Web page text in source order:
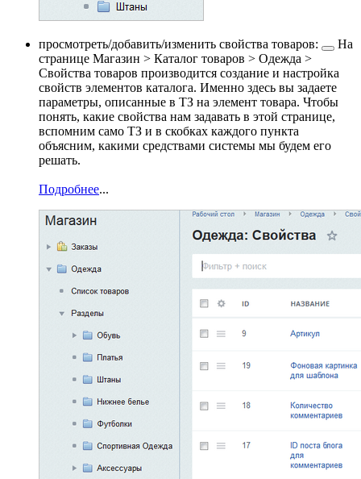
просмотреть/добавить/изменить свойства товаров:
На
странице Магазин > Каталог товаров > Одежда >
Свойства товаров производится создание и настройка
свойств элементов каталога. Именно здесь вы задаете
параметры, описанные в ТЗ на элемент товара. Чтобы
понять, какие свойства нам задавать в этой странице,
вспомним само ТЗ и в скобках каждого пункта
объясним, какими средствами системы мы будем его
решать.
Подробнее...